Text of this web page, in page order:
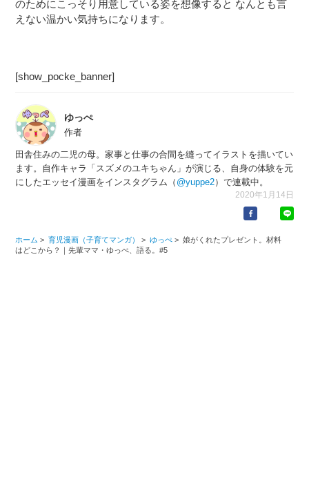
のためにこっそり用意している姿を想像すると なんとも言
えない温かい気持ちになります。
[show_pocke_banner]
ゆっぺ
作者
田舎住みの二児の母。家事と仕事の合間を縫ってイラストを描いてい
ます。自作キャラ「スズメのユキちゃん」が演じる、自身の体験を元
にしたエッセイ漫画をインスタグラム（ @yuppe2）で連載中。
2020年1月14日
ホーム > 育児漫画（子育てマンガ） > ゆっぺ > 娘がくれたプレゼント。材料
はどこから？｜先輩ママ・ゆっぺ、語る。#5